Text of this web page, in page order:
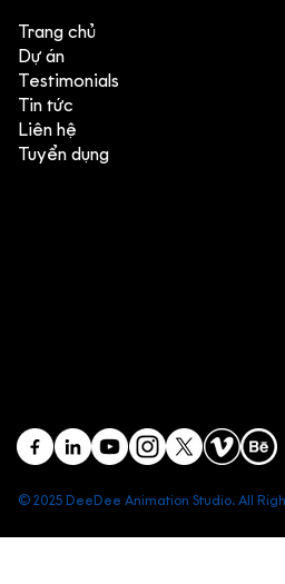
© 2025 DeeDee Animation Studio. All
Head office: Central Point Bld.,
Branch office: SGR Bld., No.
Trang chủ
Dự án
Testimonials
Tin tức
Liên hệ
Tuyển dụng